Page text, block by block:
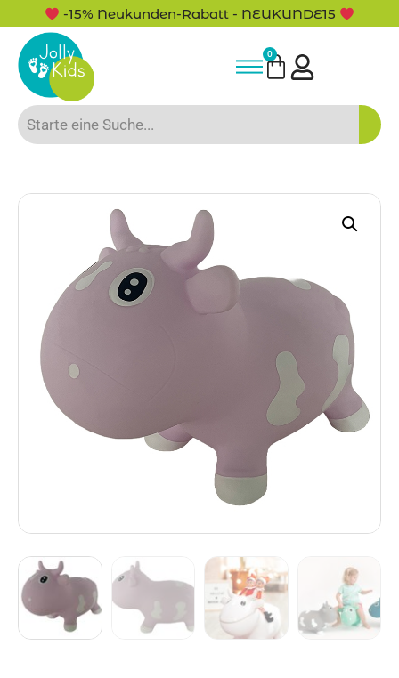
-15% Neukunden-Rabatt - NEUKUNDE15
0